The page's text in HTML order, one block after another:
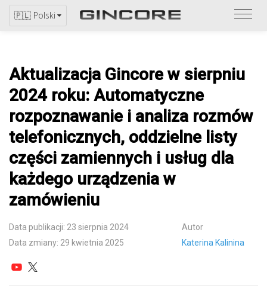
🇵🇱 Polski
Aktualizacja Gincore w sierpniu
2024 roku: Automatyczne
rozpoznawanie i analiza rozmów
telefonicznych, oddzielne listy
części zamiennych i usług dla
każdego urządzenia w
zamówieniu
Data publikacji: 23 sierpnia 2024
Data zmiany: 29 kwietnia 2025
Autor
Katerina Kalinina